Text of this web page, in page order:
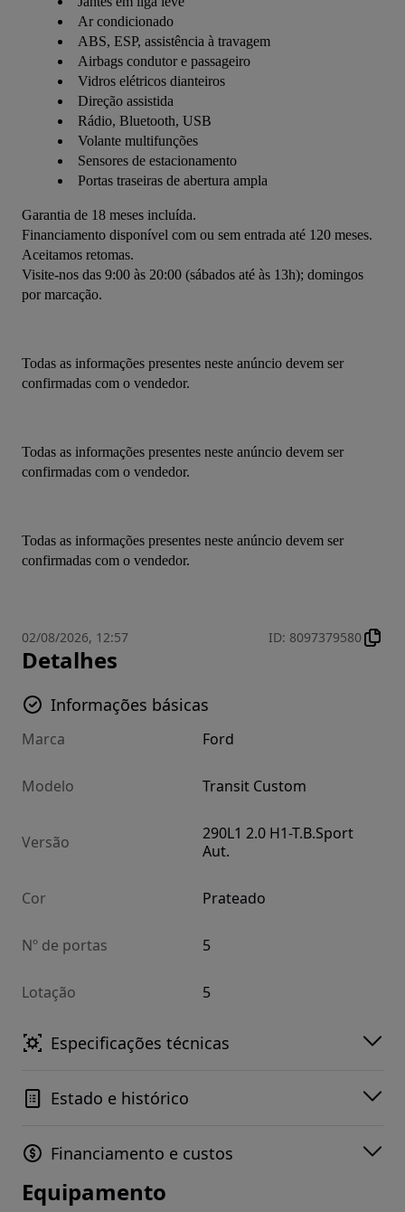
Ar condicionado
ABS, ESP, assistência à travagem
Airbags condutor e passageiro
Vidros elétricos dianteiros
Direção assistida
Rádio, Bluetooth, USB
Volante multifunções
Sensores de estacionamento
Portas traseiras de abertura ampla
Garantia de 18 meses incluída.
Financiamento disponível com ou sem entrada até 120 meses.
Aceitamos retomas.
Visite-nos das 9:00 às 20:00 (sábados até às 13h); domingos
por marcação.
Todas as informações presentes neste anúncio devem ser
confirmadas com o vendedor.
Todas as informações presentes neste anúncio devem ser
confirmadas com o vendedor.
Todas as informações presentes neste anúncio devem ser
confirmadas com o vendedor.
02/08/2026, 12:57 ID: 8097379580
Detalhes
Informações básicas
Marca Ford
Modelo Transit Custom
Versão
290L1 2.0 H1-T.B.Sport
Aut.
Cor Prateado
Nº de portas 5
Lotação 5
Especificações técnicas
Estado e histórico
Financiamento e custos
Equipamento